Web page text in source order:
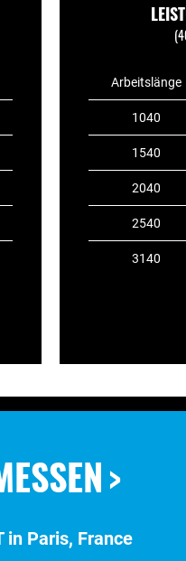
Arbeitslänge
1040
1540
2040
2540
3140
in Paris, France